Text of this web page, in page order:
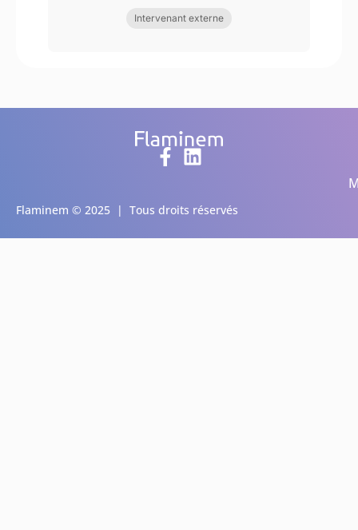
Intervenant externe
Flaminem © 2025 | Tous droits réservés